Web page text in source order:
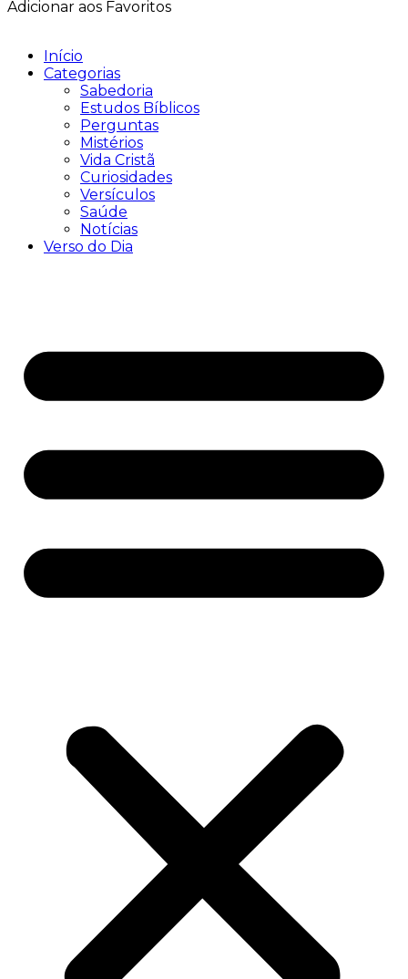
Adicionar aos Favoritos
Início
Categorias
Sabedoria
Estudos Bíblicos
Perguntas
Mistérios
Vida Cristã
Curiosidades
Versículos
Saúde
Notícias
Verso do Dia